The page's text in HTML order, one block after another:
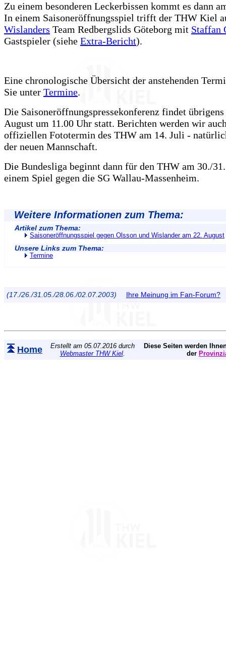
Zu einem besonderen Leckerbissen kommt es dann
In einem Saisoneröffnungsspiel trifft der THW Kiel
Wislanders Team Redbergslids Göteborg mit Staffan
Gastspieler (siehe Extra-Bericht).
Eine chronologische Übersicht der anstehenden
Sie unter Termine.
Die Saisoneröffnungspressekonferenz findet übrigens
August um 11.00 Uhr statt. Berichten werden wir
offiziellen Fototermin des THW am 14. Juli -
der neuen Mannschaft.
Die Bundesliga beginnt dann für den THW am 30./
einem Spiel gegen die SG Wallau-Massenheim.
Weitere Informationen zum Thema:
Artikel zum Thema:
Saisoneröffnungsspiel gegen Olsson und Wislander am 22. August
Unsere Links zum Thema:
Termine
(17./26./31.05./28.06./02.07.2003) Ihre Meinung im Fan-Forum?
Home
Erstellt am 05.07.2016 durch
Webmaster THW Kiel.
Diese Seiten werden
der